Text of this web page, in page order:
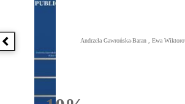
Poprzednia książka
Andrzela Gawrońska-Baran , Ewa